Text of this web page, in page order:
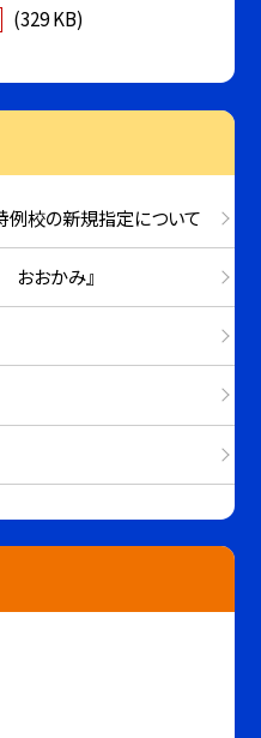
(329 KB)
校の新規指定について
おかみ』